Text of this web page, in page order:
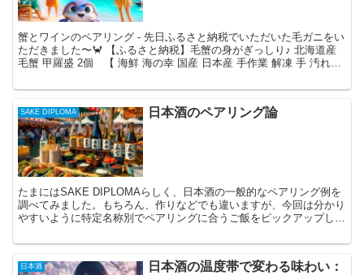
蟹とワインのペアリング - 先日ふるさと納税でいただいた毛ガニをい
ただきました〜🦀 【ふるさと納税】毛蟹の身がぎっしり♪ 北海道産
毛蟹 甲羅盛 2個 【 海鮮 海の幸 国産 日本産 手作業 解凍 手 汚れな
SAKE DIPLOMA 日本酒のペアリング論
たまにはSAKE DIPLOMAらしく、日本酒の一般的なペアリング例を
調べてみました。もちろん、作りなどでも違いますが、今回は分かり
やすいように特定名称別でペアリングに合うご飯をピックアップして
日本酒
日本酒の温度帯で変わる味わい：